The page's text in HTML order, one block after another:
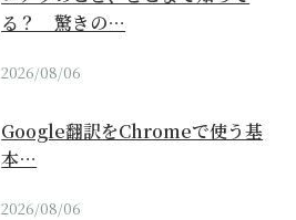
る？ 驚きの…
2026/08/06
Google翻訳をChromeで使う基
本…
2026/08/06